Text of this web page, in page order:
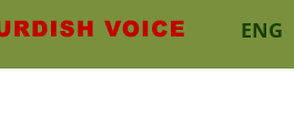
ENG